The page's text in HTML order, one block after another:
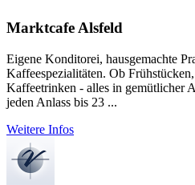
Marktcafe Alsfeld
Eigene Konditorei, hausgemachte
Kaffeespezialitäten. Ob
Kaffeetrinken - alles in gemütlicher
jeden Anlass bis 23 ...
Weitere Infos